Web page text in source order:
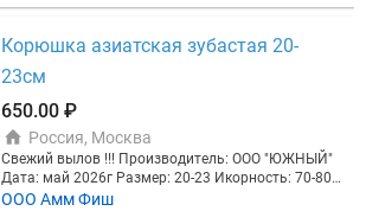
Корюшка азиатская зубастая 20-
23см
650.00 ₽
Россия, Москва
Свежий вылов !!! Производитель: ООО "ЮЖНЫЙ"
Дата: май 2026г Размер: 20-23 Икорность: 70-80%
Идеальное качество! Склад: Москва ВСД, полный
ООО Амм Фиш